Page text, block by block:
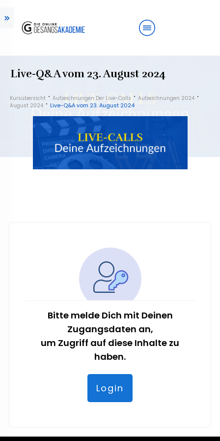
Live-Q&A vom 23. August 2024
Kursübersicht Aufzeichnungen Der Live-Calls
Aufzeichnungen 2024
August 2024
Live-Q&A vom 23. August 2024
Bitte melde Dich mit Deinen
Zugangsdaten an,
um Zugriff auf diese Inhalte zu
haben.
Login